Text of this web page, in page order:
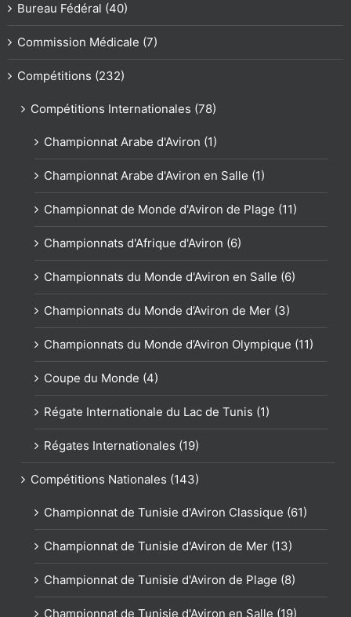
Bureau Fédéral (40)
Commission Médicale (7)
Compétitions (232)
Compétitions Internationales (78)
Championnat Arabe d'Aviron (1)
Championnat Arabe d'Aviron en Salle (1)
Championnat de Monde d'Aviron de Plage (11)
Championnats d'Afrique d'Aviron (6)
Championnats du Monde d'Aviron en Salle (6)
Championnats du Monde d’Aviron de Mer (3)
Championnats du Monde d’Aviron Olympique (11)
Coupe du Monde (4)
Régate Internationale du Lac de Tunis (1)
Régates Internationales (19)
Compétitions Nationales (143)
Championnat de Tunisie d'Aviron Classique (61)
Championnat de Tunisie d'Aviron de Mer (13)
Championnat de Tunisie d'Aviron de Plage (8)
Championnat de Tunisie d'Aviron en Salle (19)